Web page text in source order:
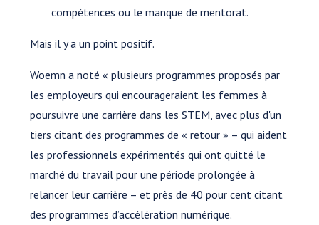
compétences ou le manque de mentorat.
Mais il y a un point positif.
Woemn a noté « plusieurs programmes proposés par
les employeurs qui encourageraient les femmes à
poursuivre une carrière dans les STEM, avec plus d'un
tiers citant des programmes de « retour » – qui aident
les professionnels expérimentés qui ont quitté le
marché du travail pour une période prolongée à
relancer leur carrière – et près de 40 pour cent citant
des programmes d’accélération numérique.